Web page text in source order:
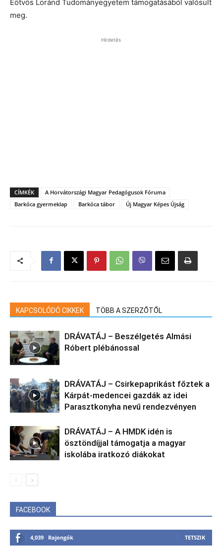
Eötvös Loránd Tudományegyetem támogatásából valósult
meg.
Hirdetés
CÍMKÉK
A Horvátországi Magyar Pedagógusok Fóruma
Barkóca gyermeklap
Barkóca tábor Új Magyar Képes Újság
KAPCSOLÓDÓ CIKKEK TÖBB A SZERZŐTŐL
DRÁVATÁJ – Beszélgetés Almási
Róbert plébánossal
DRÁVATÁJ – Csirkepaprikást főztek a
Kárpát-medencei gazdák az idei
Parasztkonyha nevű rendezvényen
DRÁVATÁJ – A HMDK idén is
ösztöndíjjal támogatja a magyar
iskolába iratkozó diákokat
FACEBOOK
4,039 Rajongók TETSZIK